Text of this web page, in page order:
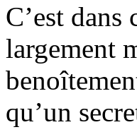
C’est
largement
qu’un